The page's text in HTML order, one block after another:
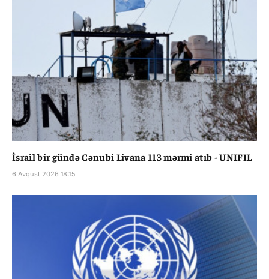
İsrail bir gündə Cənubi Livana 113 mərmi atıb - UNIFIL
6 Avqust 2026 18:15